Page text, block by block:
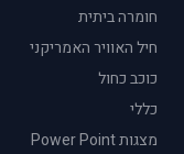
חומרה ביתית
חיל האוויר האמריקני
כוכב כחול
כללי
מצגות Power Point